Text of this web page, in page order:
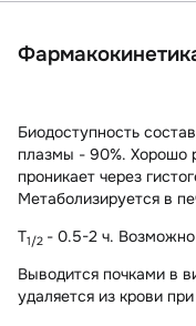
Биодоступность
плазмы - 90%. Хорошо
проникает через
Метаболизируется в
T1/2 - 0.5-2 ч. Возможно
Выводится почками в
удаляется из крови